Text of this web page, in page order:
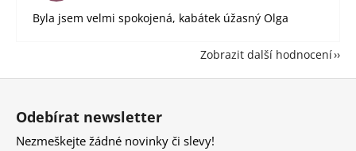
Byla jsem velmi spokojená, kabátek úžasný Olga
Zobrazit další hodnocení
Odebírat newsletter
Nezmeškejte žádné novinky či slevy!